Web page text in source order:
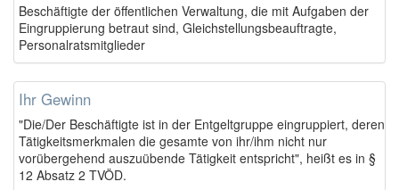
Beschäftigte der öffentlichen Verwaltung, die mit Aufgaben der
Eingruppierung betraut sind, Gleichstellungsbeauftragte,
Personalratsmitglieder
Ihr Gewinn
"Die/Der Beschäftigte ist in der Entgeltgruppe eingruppiert, deren
Tätigkeitsmerkmalen die gesamte von ihr/ihm nicht nur
vorübergehend auszuübende Tätigkeit entspricht", heißt es in §
12 Absatz 2 TVÖD.